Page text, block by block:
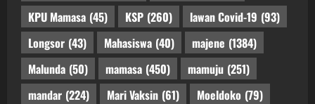
KPU Mamasa (45) KSP (260) lawan Covid-19 (93)
Longsor (43) Mahasiswa (40) majene (1384)
Malunda (50) mamasa (450) mamuju (251)
mandar (224) Mari Vaksin (61) Moeldoko (79)